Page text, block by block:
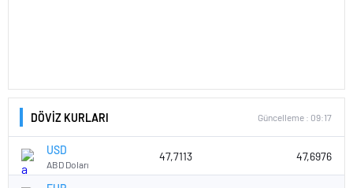
DÖVİZ KURLARI Güncelleme : 09:17
USD
ABD Doları
47,7113 47,6976